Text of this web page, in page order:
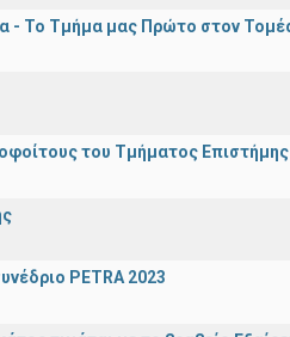
- Το Τμήμα μας Πρώτο στον
του Τμήματος
PETRA 2023